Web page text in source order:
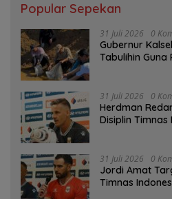
Popular Sepekan
31 Juli 2026 0
Gubernur
Tabulihin
31 Juli 2026 0
Herdman
Disiplin Timnas
31 Juli 2026 0
Jordi Amat
Timnas